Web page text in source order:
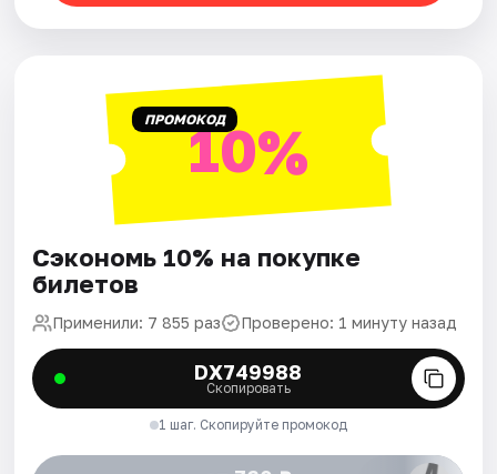
ПРОМОКОД10%
Сэкономь 10% на покупке
билетов
Применили: 7 855 раз Проверено: 1 минуту назад
DX749988
Скопировать
1 шаг. Скопируйте промокод